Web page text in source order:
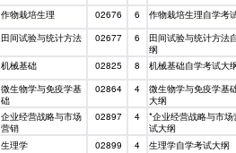
作物栽培生理 02676 6 作物栽培生理自学考
田间试验与统计方法 02677 6
田间试验与统计方法
纲
机械基础 02825 8 机械基础自学考试大
微生物学与免疫学基
础
02864 4
微生物学与免疫学基
大纲
企业经营战略与市场
营销
02897 4
*企业经营战略与市
试大纲
生理学 02899 4 生理学自学考试大纲